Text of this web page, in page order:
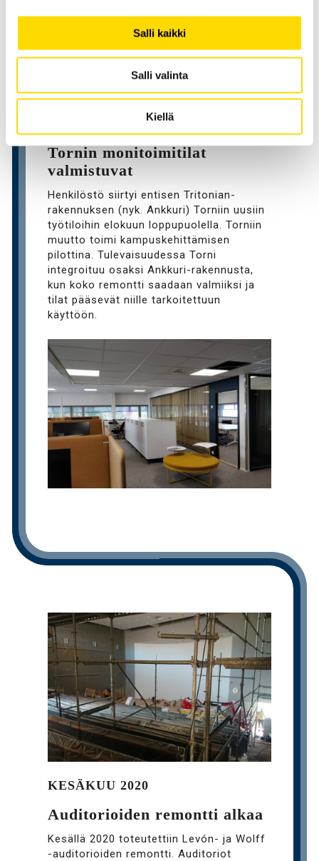
Salli kaikki
Salli valinta
Kiellä
Tornin monitoimitilat
valmistuvat
Henkilöstö siirtyi entisen Tritonian-
rakennuksen (nyk. Ankkuri) Torniin uusiin
työtiloihin elokuun loppupuolella. Torniin
muutto toimi kampuskehittämisen
pilottina. Tulevaisuudessa Torni
integroituu osaksi Ankkuri-rakennusta,
kun koko remontti saadaan valmiiksi ja
tilat pääsevät niille tarkoitettuun
käyttöön.
KESÄKUU 2020
Auditorioiden remontti alkaa
Kesällä 2020 toteutettiin Levón- ja Wolff
-auditorioiden remontti. Auditoriot